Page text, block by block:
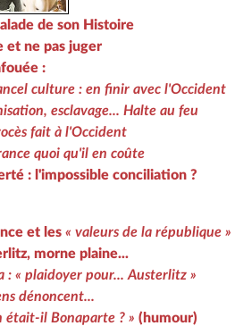
de son Histoire
et ne pas juger
:
culture : en finir avec l'Occident
esclavage... Halte au feu
fait à l'Occident
quoi qu'il en coûte
: l'impossible conciliation ?
et les « valeurs de la république »
morne plaine...
: « plaidoyer pour... Austerlitz »
dénoncent...
était-il Bonaparte ? » (humour)